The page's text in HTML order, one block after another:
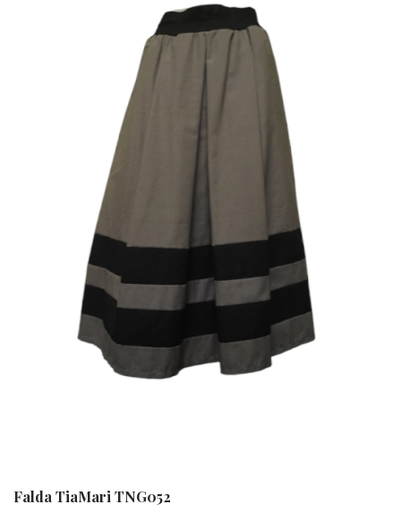
Falda TiaMari TNG052